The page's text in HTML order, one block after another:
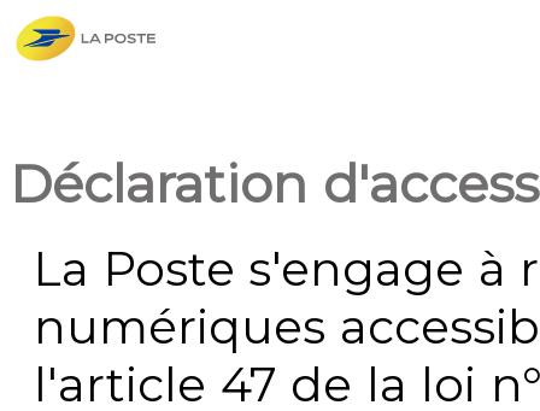
Déclaration
La Poste s'engage à
numériques
l'article 47 de la loi